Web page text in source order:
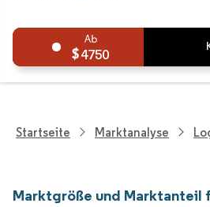
4750
Startseite Marktanalyse
Marktgröße und